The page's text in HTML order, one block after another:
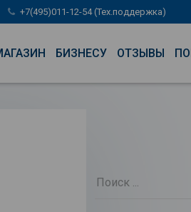
+7(495)011-12-54 (Тех.поддержка)
БИЗНЕСУ ОТЗЫВЫ